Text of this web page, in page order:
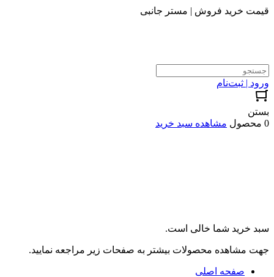
قیمت خرید فروش | مستر جانبی
ورود | ثبت‌نام
بستن
0 محصول
مشاهده سبد خرید
سبد خرید شما خالی است.
جهت مشاهده محصولات بیشتر به صفحات زیر مراجعه نمایید.
صفحه اصلی